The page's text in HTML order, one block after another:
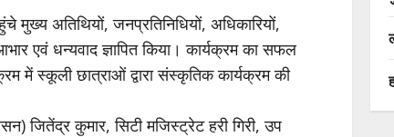
अतिथियों, जनप्रतिनिधियों, अधिकारियों,
एवं धन्यवाद ज्ञापित किया। कार्यक्रम का सफल
में स्कूली छात्राओं द्वारा संस्कृतिक कार्यक्रम की
जितेंद्र कुमार, सिटी मजिस्ट्रेट हरी गिरी, उप